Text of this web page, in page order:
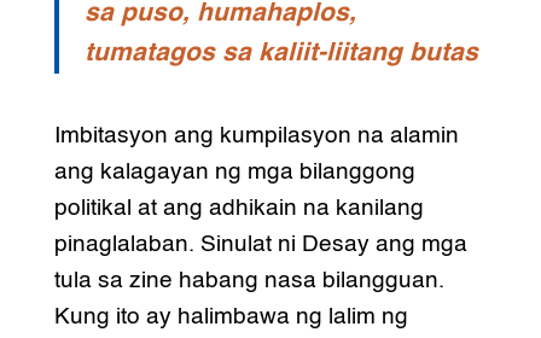
sa puso, humahaplos,
tumatagos sa kaliit-liitang butas
Imbitasyon ang kumpilasyon na alamin
ang kalagayan ng mga bilanggong
politikal at ang adhikain na kanilang
pinaglalaban. Sinulat ni Desay ang mga
tula sa zine habang nasa bilangguan.
Kung ito ay halimbawa ng lalim ng